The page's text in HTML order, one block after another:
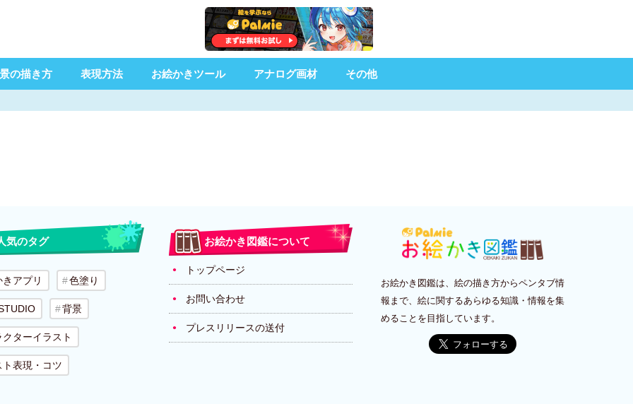
の描き方 表現方法 お絵かきツール アナログ画材 その他
気のタグ
アプリ 色塗り
背景
ターイラスト
ト表現・コツ
お絵かき図鑑について
トップページ
お問い合わせ
プレスリリースの送付
お絵かき図鑑は、絵の描き方からペンタブ情
報まで、絵に関するあらゆる知識・情報を集
めることを目指しています。